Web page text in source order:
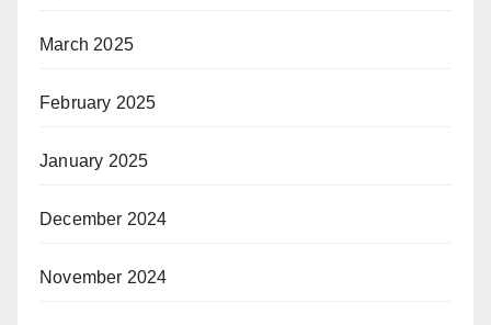
March 2025
February 2025
January 2025
December 2024
November 2024